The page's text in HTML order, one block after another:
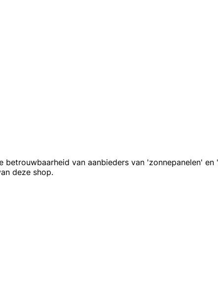
van aanbieders van 'zonnepanelen'
deze shop.